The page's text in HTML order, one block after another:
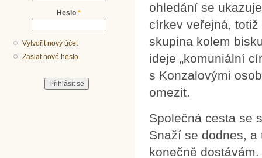
Heslo *
Vytvořit nový účet
Zaslat nové heslo
ohledání se
církev veřejná,
skupina kolem
ideje „komuniální
s Konzalovými
omezit.
Společná cesta se
Snaží se dodnes,
konečně dostávám.